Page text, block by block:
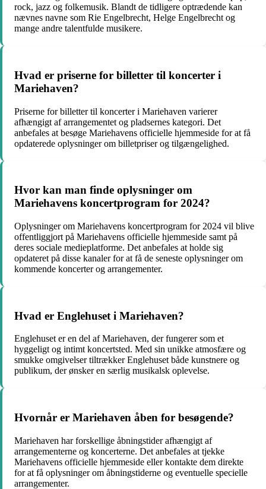
rock, jazz og folkemusik. Blandt de tidligere optrædende kan
nævnes navne som Rie Engelbrecht, Helge Engelbrecht og
mange andre talentfulde musikere.
Hvad er priserne for billetter til koncerter i
Mariehaven?
Priserne for billetter til koncerter i Mariehaven varierer
afhængigt af arrangementet og pladsernes kategori. Det
anbefales at besøge Mariehavens officielle hjemmeside for at få
opdaterede oplysninger om billetpriser og tilgængelighed.
Hvor kan man finde oplysninger om
Mariehavens koncertprogram for 2024?
Oplysninger om Mariehavens koncertprogram for 2024 vil blive
offentliggjort på Mariehavens officielle hjemmeside samt på
deres sociale medieplatforme. Det anbefales at holde sig
opdateret på disse kanaler for at få de seneste oplysninger om
kommende koncerter og arrangementer.
Hvad er Englehuset i Mariehaven?
Englehuset er en del af Mariehaven, der fungerer som et
hyggeligt og intimt koncertsted. Med sin unikke atmosfære og
smukke omgivelser tiltrækker Englehuset både kunstnere og
publikum, der ønsker en særlig musikalsk oplevelse.
Hvornår er Mariehaven åben for besøgende?
Mariehaven har forskellige åbningstider afhængigt af
arrangementerne og koncerterne. Det anbefales at tjekke
Mariehavens officielle hjemmeside eller kontakte dem direkte
for at få oplysninger om åbningstiderne og eventuelle specielle
arrangementer.